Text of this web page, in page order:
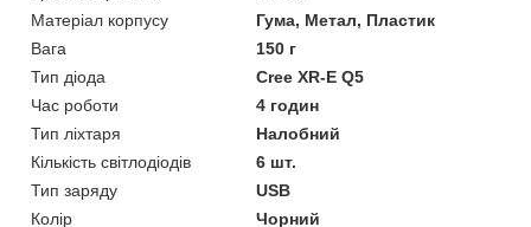
Матеріал корпусу
Гума, Метал, Пластик
Вага
150 г
Тип діода
Cree XR-E Q5
Час роботи
4 годин
Тип ліхтаря
Налобний
Кількість світлодіодів
6 шт.
Тип заряду
USB
Колір
Чорний